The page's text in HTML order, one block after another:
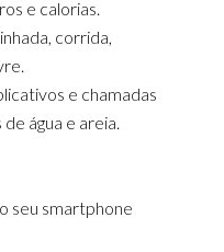
e calorias.
corrida,
e chamadas
água e areia.
seu smartphone